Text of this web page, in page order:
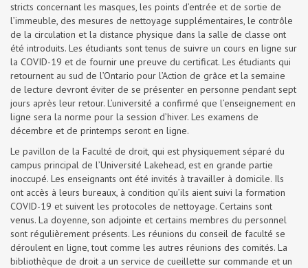
stricts concernant les masques, les points d’entrée et de sortie de
l’immeuble, des mesures de nettoyage supplémentaires, le contrôle
de la circulation et la distance physique dans la salle de classe ont
été introduits. Les étudiants sont tenus de suivre un cours en ligne sur
la COVID-19 et de fournir une preuve du certificat. Les étudiants qui
retournent au sud de l’Ontario pour l’Action de grâce et la semaine
de lecture devront éviter de se présenter en personne pendant sept
jours après leur retour. L’université a confirmé que l’enseignement en
ligne sera la norme pour la session d’hiver. Les examens de
décembre et de printemps seront en ligne.
Le pavillon de la Faculté de droit, qui est physiquement séparé du
campus principal de l’Université Lakehead, est en grande partie
inoccupé. Les enseignants ont été invités à travailler à domicile. Ils
ont accès à leurs bureaux, à condition qu’ils aient suivi la formation
COVID-19 et suivent les protocoles de nettoyage. Certains sont
venus. La doyenne, son adjointe et certains membres du personnel
sont régulièrement présents. Les réunions du conseil de faculté se
déroulent en ligne, tout comme les autres réunions des comités. La
bibliothèque de droit a un service de cueillette sur commande et un